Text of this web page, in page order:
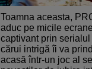
Toamna aceasta,
aduc pe micile
captivant prin serialul
cărui intrigă îi va
acasă într-un joc al